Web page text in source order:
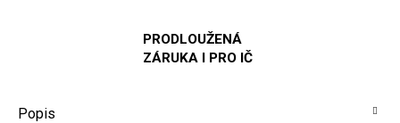
PRODLOUŽENÁ
ZÁRUKA I PRO IČ
Popis